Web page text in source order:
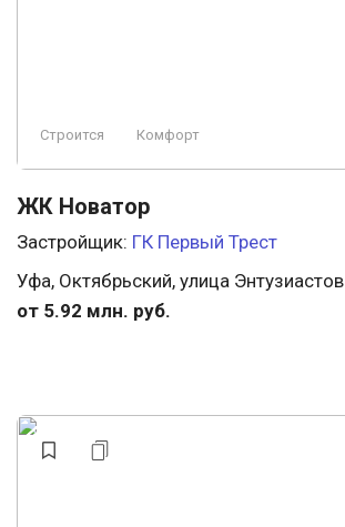
Строится Комфорт
ЖК Новатор
Застройщик: ГК Первый Трест
Уфа, Октябрьский, улица Энтузиастов
от 5.92 млн. руб.